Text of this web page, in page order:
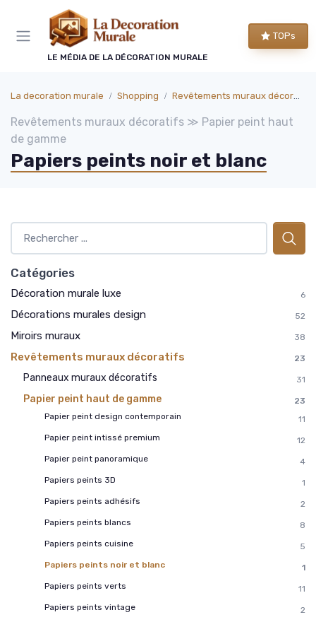
LE MÉDIA DE LA DÉCORATION MURALE
TOPs
La decoration murale Shopping Revêtements muraux décoratifs
Revêtements muraux décoratifs ≫ Papier peint haut
de gamme
Papiers peints noir et blanc
Catégories
Décoration murale luxe 6
Décorations murales design 52
Miroirs muraux 38
Revêtements muraux décoratifs 23
Panneaux muraux décoratifs 31
Papier peint haut de gamme
23
Papier peint design contemporain
11
Papier peint intissé premium
12
Papier peint panoramique
4
Papiers peints 3D
1
Papiers peints adhésifs
2
Papiers peints blancs
8
Papiers peints cuisine
5
Papiers peints noir et blanc
1
Papiers peints verts
11
Papiers peints vintage
2
Panneau de gestion des cookies